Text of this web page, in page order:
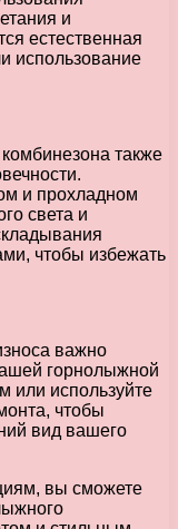
и
естественная
использование
также
и прохладном
света и
чтобы избежать
важно
горнолыжной
или используйте
чтобы
вид вашего
вы сможете